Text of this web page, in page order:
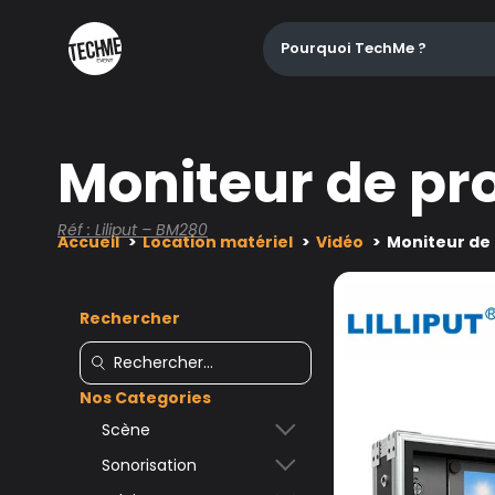
Pourquoi TechMe ?
Moniteur de
Réf : Liliput – BM280
Accueil Location matériel Vidéo Moniteur de
Rechercher
Nos Categories
Scène
Accessoires
Sonorisation